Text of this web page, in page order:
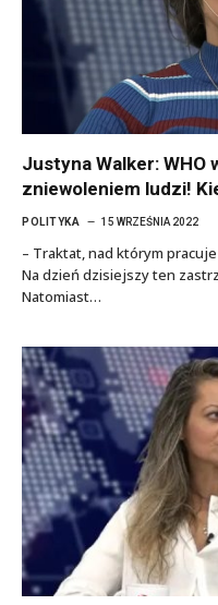
Justyna Walker: WHO
zniewoleniem ludzi!
POLITYKA 15 WRZEŚNIA 2022
– Traktat, nad którym
Na dzień dzisiejszy ten
Natomiast…